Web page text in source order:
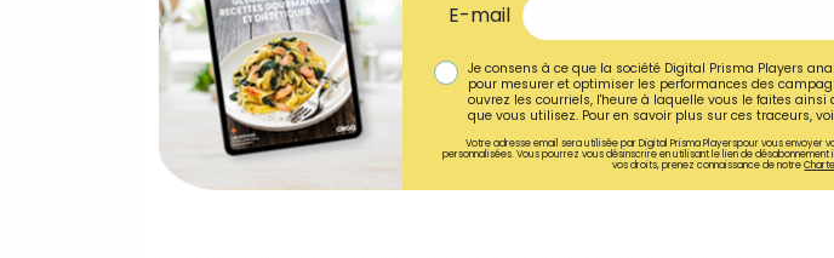
E-mail
Je consens à ce que la société Digital Prisma Players
pour mesurer et optimiser les performances des
ouvrez les courriels, l'heure à laquelle vous le faites
que vous utilisez. Pour en savoir plus sur ces traceurs,
Votre adresse email sera utilisée par Digital Prisma Playerspour vous
personnalisées. Vous pourrez vous désinscrire en utilisant le lien de
vos droits, prenez connaissance de notre
de